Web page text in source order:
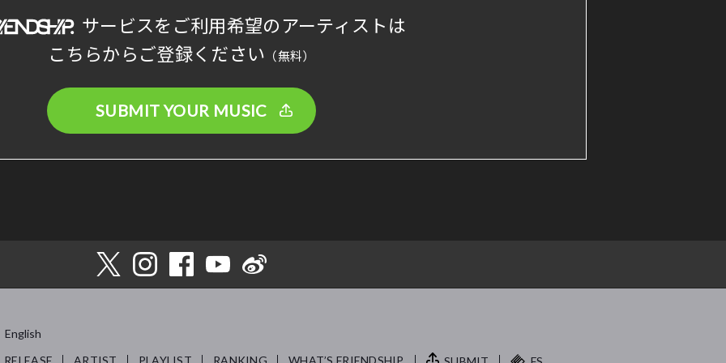
サービスをご利用希望のアーティストは
こちらからご登録ください （無料）
SUBMIT YOUR MUSIC
English
RELEASE ARTIST PLAYLIST RANKING WHAT’S FRIENDSHIP.